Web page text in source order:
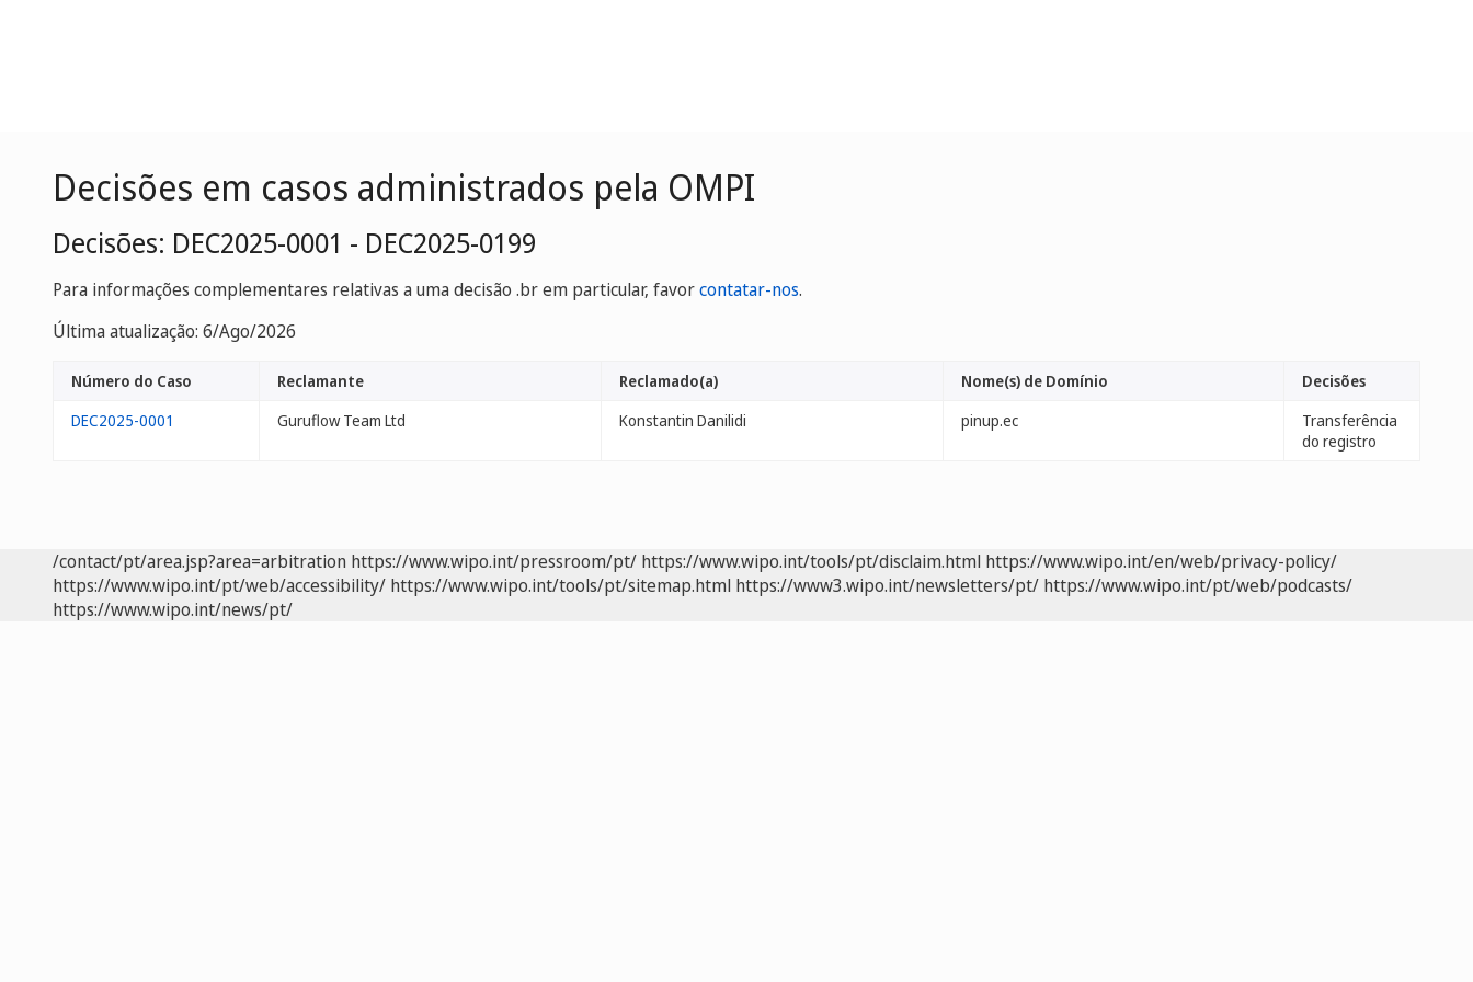
Decisões em casos administrados pela OMPI
Decisões: DEC2025-0001 - DEC2025-0199
Para informações complementares relativas a uma decisão .br em particular, favorcontatar-nos.
Última atualização: 6/Ago/2026
Número do Caso Reclamante Reclamado(a) Nome(s) de Domínio
Decisões
DEC2025-0001
Guruflow Team Ltd Konstantin Danilidi pinup.ec
Transferência
do registro
/contact/pt/area.jsp?area=arbitration https://www.wipo.int/pressroom/pt/ https://www.wipo.int/tools/pt/disclaim.html https://www.wipo.int/en/web/privacy-policy/
https://www.wipo.int/pt/web/accessibility/ https://www.wipo.int/tools/pt/sitemap.html https://www3.wipo.int/newsletters/pt/ https://www.wipo.int/pt/web/podcasts/
https://www.wipo.int/news/pt/